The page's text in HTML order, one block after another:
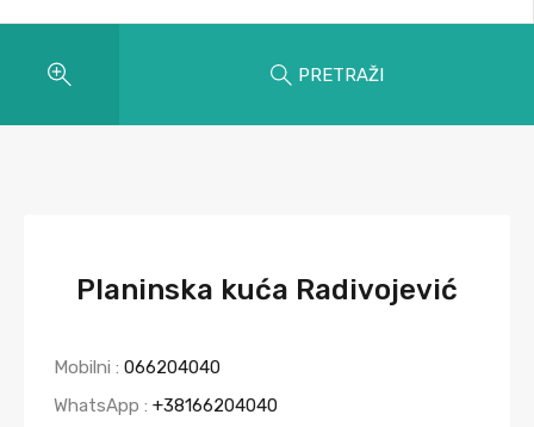
PRETRAŽI
Planinska kuća Radivojević
Mobilni : 066204040
WhatsApp : +38166204040